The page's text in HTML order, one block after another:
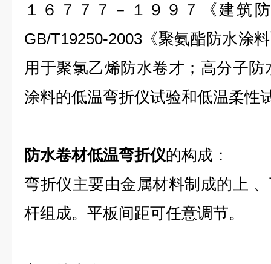
１６７７７－１９９７《建筑
GB/T19250-2003《聚氨酯防水涂
用于聚氯乙烯防水卷才；高分子
涂料的低温弯折仪试验和低温柔性
防水卷材低温弯折仪的构成：
弯折仪主要由金属材料制成的上
杆组成。平板间距可任意调节。